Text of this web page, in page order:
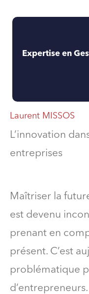
Expertise en
Laurent MISSOS
L’innovation
entreprises
Maîtriser la
est devenu
prenant en
présent. C’est
problématique
d’entrepreneurs.